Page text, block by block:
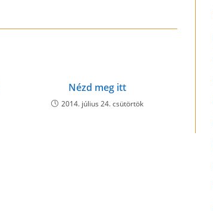
Nézd meg itt
2014. július 24. csütörtök